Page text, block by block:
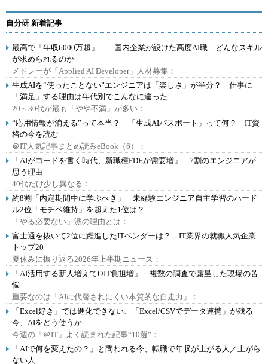
自分研 新着記事
最高で「年収6000万超」――国内企業が設けた高度AI職 どんなスキル
が求められるのか
メドレーが「Applied AI Developer」人材募集：
生成AIを“使ったことない”エンジニアは「楽しさ」が半分？ 仕事に
「満足」する理由は年代別でこんなに違った
20～30代が最も「やや不満」が多い：
“応用情報が消える”って本当？ 「生成AIパスポート」って何？ IT資
格の今を読む
＠IT人気記事まとめ読みeBook（6）：
「AIがコードを書く時代、新職種FDEが需要増」 7割のエンジニアが
思う理由
40代だけ少し異なる：
約8割「内定期間中に学ぶべき」 未経験エンジニア自主学習のハード
ル2位「モチベ維持」を超えた1位は？
「やる必要ない」派の理由とは：
富士通を抜いて2位に躍進したITベンダーは？ IT業界の就職人気企業
トップ20
夏休みに振り返る2026年上半期ニュース：
「AI活用する新人増えてOJT負担増」 複数の調査で露呈した現場の苦
悩
重要なのは「AIに代替されにくい本質的な自走力」：
「Excel好き」では進化できない、「Excel/CSVでデータ連携」が残る
今、AIをどう使うか
今週の「＠IT」よく読まれた記事“10選”：
「AIで何を変えたの？」と問われる今、転職で年収が上がる人／上がら
ない人